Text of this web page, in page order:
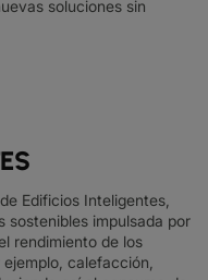
soluciones sin
Edificios Inteligentes,
sostenibles impulsada por
rendimiento de los
calefacción,